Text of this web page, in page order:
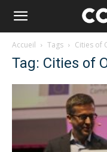
Accueil Tags Cities of
Tag: Cities of